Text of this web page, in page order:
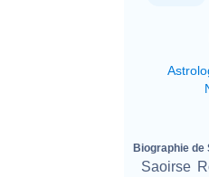
Biographie de
Saoirse